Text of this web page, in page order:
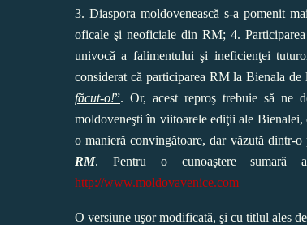
3. Diaspora moldovenească s-a pomenit
oficale şi neoficiale din RM; 4.
univocă a falimentului şi ineficienţei
considerat că participarea RM la Bienala
făcut-o!”. Or, acest reproş trebuie să ne
moldoveneşti în viitoarele ediţii ale
o manieră convingătoare, dar văzută dintr-o
RM. Pentru o cunoaştere sumară
http://www.moldovavenice.com
O versiune uşor modificată, şi cu titlul ales